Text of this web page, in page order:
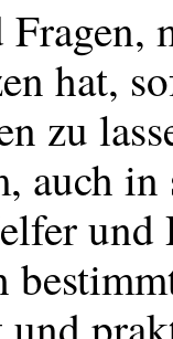
hat,
zu
auch in
und